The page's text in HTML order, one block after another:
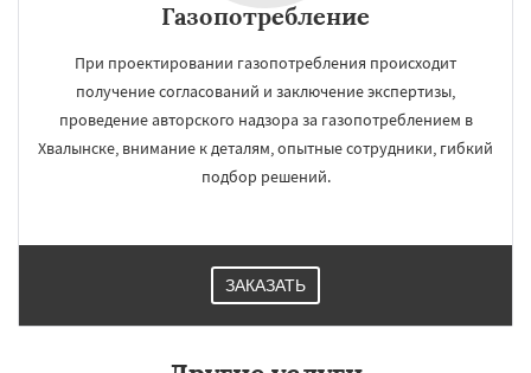
Газопотребление
При проектировании газопотребления происходит
получение согласований и заключение экспертизы,
проведение авторского надзора за газопотреблением в
Хвалынске, внимание к деталям, опытные сотрудники, гибкий
подбор решений.
ЗАКАЗАТЬ